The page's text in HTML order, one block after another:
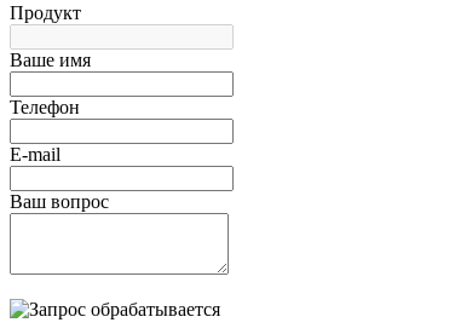
Продукт
Ваше имя
Телефон
E-mail
Ваш вопрос